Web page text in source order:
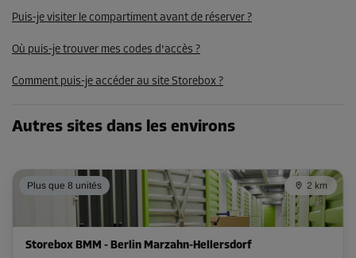
-10%
Dès
179,09 EUR/mois
Volume: 10,77 m³
m Haut:2,7m
-10%
Puis-je visiter le compartiment avant de réserver ?
Où puis-je trouver mes codes d'accès ?
Comment puis-je accéder au site Storebox ?
Autres sites dans les environs
Plus que 8 unités 2 km
Storebox BMM - Berlin Marzahn-Hellersdorf